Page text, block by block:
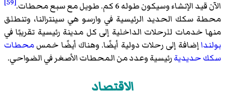
الآن قيد الإنشاء وسيكون طوله 6 كم. طويل مع سبع محطات.
[59]
محطة سكك الحديد الرئيسية في وارسو هي سينترالنا، وتنطلق
منها خدمات للرحلات الداخلية إلى كل مدينة رئيسية تقريبًا في
بولنداإضافة إلى رحلات دولية أيضًا. وهناك أيضًا خمسمحطات
سكك حديديةرئيسية وعدد من المحطات الأصغر في الضواحي.
الاقتصاد